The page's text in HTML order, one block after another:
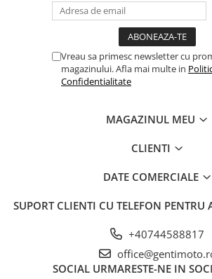
Vreau sa primesc newsletter cu
magazinului. Afla mai multe in
Confidentialitate
MAGAZINUL MEU
CLIENTI
DATE COMERCIALE
SUPORT CLIENTI CU TELEFON PENTRU
+40744588817
SOCIAL URMARESTE-NE IN